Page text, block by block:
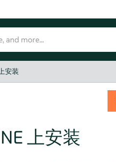
安装
上安装